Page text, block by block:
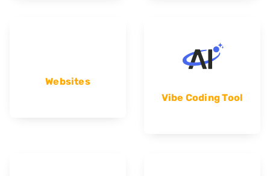
Websites
Vibe Coding Tool